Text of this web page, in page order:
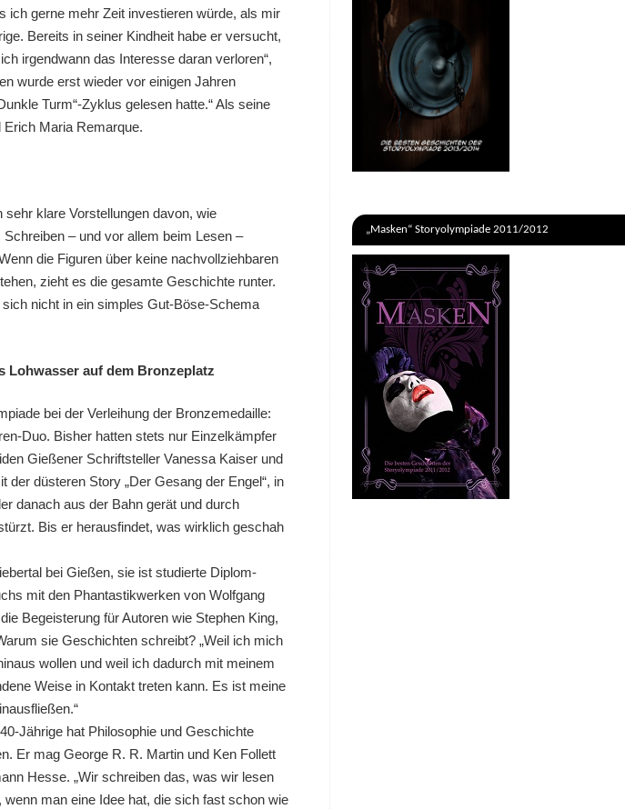
ich gerne mehr Zeit investieren würde, als mir
Bereits in seiner Kindheit habe er versucht,
irgendwann das Interesse daran verloren“,
wurde erst wieder vor einigen Jahren
Turm“-Zyklus gelesen hatte.“ Als seine
Erich Maria Remarque.
klare Vorstellungen davon, wie
– und vor allem beim Lesen –
die Figuren über keine nachvollziehbaren
zieht es die gesamte Geschichte runter.
nicht in ein simples Gut-Böse-Schema
Lohwasser auf dem Bronzeplatz
bei der Verleihung der Bronzemedaille:
Duo. Bisher hatten stets nur Einzelkämpfer
Gießener Schriftsteller Vanessa Kaiser und
düsteren Story „Der Gesang der Engel“, in
danach aus der Bahn gerät und durch
Bis er herausfindet, was wirklich geschah
bei Gießen, sie ist studierte Diplom-
mit den Phantastikwerken von Wolfgang
Begeisterung für Autoren wie Stephen King,
sie Geschichten schreibt? „Weil ich mich
wollen und weil ich dadurch mit meinem
Weise in Kontakt treten kann. Es ist meine
Jährige hat Philosophie und Geschichte
Er mag George R. R. Martin und Ken Follett
Hesse. „Wir schreiben das, was wir lesen
wenn man eine Idee hat, die sich fast schon wie
„Masken“ Storyolympiade 2011/2012